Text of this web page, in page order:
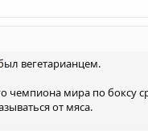
вегетарианцем.
чемпиона мира по боксу
от мяса.